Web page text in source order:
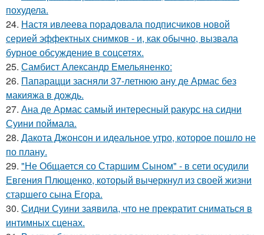
похудела.
24. Настя ивлеева порадовала подписчиков новой
серией эффектных снимков - и, как обычно, вызвала
бурное обсуждение в соцсетях.
25. Самбист Александр Емельяненко:
26. Папарацци засняли 37-летнюю ану де Армас без
макияжа в дождь.
27. Ана де Армас самый интересный ракурс на сидни
Суини поймала.
28. Дакота Джонсон и идеальное утро, которое пошло не
по плану.
29. "Не Общается со Старшим Сыном" - в сети осудили
Евгения Плющенко, который вычеркнул из своей жизни
старшего сына Егора.
30. Сидни Суини заявила, что не прекратит сниматься в
интимных сценах.